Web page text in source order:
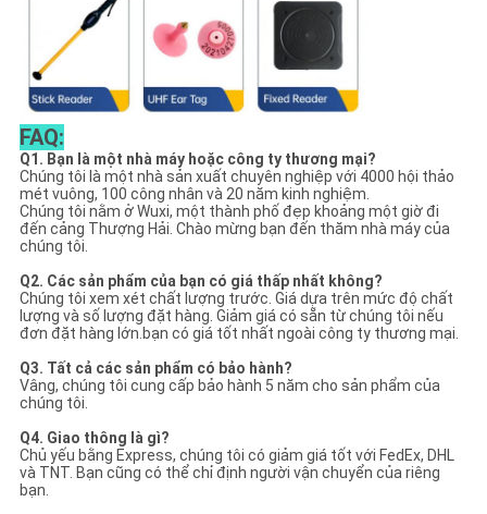
FAQ:
Q1. Bạn là một nhà máy hoặc công ty thương mại?
Chúng tôi là một nhà sản xuất chuyên nghiệp với 4000 hội thảo
mét vuông, 100 công nhân và 20 năm kinh nghiệm.
Chúng tôi nằm ở Wuxi, một thành phố đẹp khoảng một giờ đi
đến cảng Thượng Hải. Chào mừng bạn đến thăm nhà máy của
chúng tôi.
Q2. Các sản phẩm của bạn có giá thấp nhất không?
Chúng tôi xem xét chất lượng trước. Giá dựa trên mức độ chất
lượng và số lượng đặt hàng. Giảm giá có sẵn từ chúng tôi nếu
đơn đặt hàng lớn.bạn có giá tốt nhất ngoài công ty thương mại.
Q3. Tất cả các sản phẩm có bảo hành?
Vâng, chúng tôi cung cấp bảo hành 5 năm cho sản phẩm của
chúng tôi.
Q4. Giao thông là gì?
Chủ yếu bằng Express, chúng tôi có giảm giá tốt với FedEx, DHL
và TNT. Bạn cũng có thể chỉ định người vận chuyển của riêng
bạn.